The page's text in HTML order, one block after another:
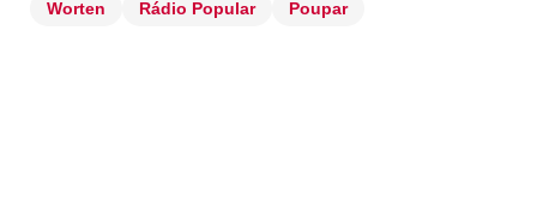
Worten
Rádio Popular Poupar